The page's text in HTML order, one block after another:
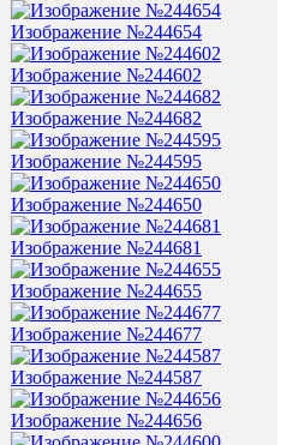
Изображение №244654
Изображение №244602
Изображение №244682
Изображение №244595
Изображение №244650
Изображение №244681
Изображение №244655
Изображение №244677
Изображение №244587
Изображение №244656